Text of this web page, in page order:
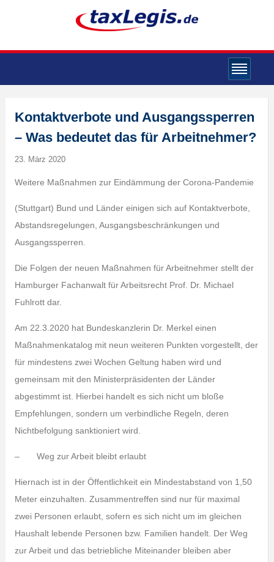
Kontaktverbote und Ausgangssperren
– Was bedeutet das für Arbeitnehmer?
23. März 2020
Weitere Maßnahmen zur Eindämmung der Corona-Pandemie
(Stuttgart) Bund und Länder einigen sich auf Kontaktverbote,
Abstandsregelungen, Ausgangsbeschränkungen und
Ausgangssperren.
Die Folgen der neuen Maßnahmen für Arbeitnehmer stellt der
Hamburger Fachanwalt für Arbeitsrecht Prof. Dr. Michael
Fuhlrott dar.
Am 22.3.2020 hat Bundeskanzlerin Dr. Merkel einen
Maßnahmenkatalog mit neun weiteren Punkten vorgestellt, der
für mindestens zwei Wochen Geltung haben wird und
gemeinsam mit den Ministerpräsidenten der Länder
abgestimmt ist. Hierbei handelt es sich nicht um bloße
Empfehlungen, sondern um verbindliche Regeln, deren
Nichtbefolgung sanktioniert wird.
– Weg zur Arbeit bleibt erlaubt
Hiernach ist in der Öffentlichkeit ein Mindestabstand von 1,50
Meter einzuhalten. Zusammentreffen sind nur für maximal
zwei Personen erlaubt, sofern es sich nicht um im gleichen
Haushalt lebende Personen bzw. Familien handelt. Der Weg
zur Arbeit und das betriebliche Miteinander bleiben aber